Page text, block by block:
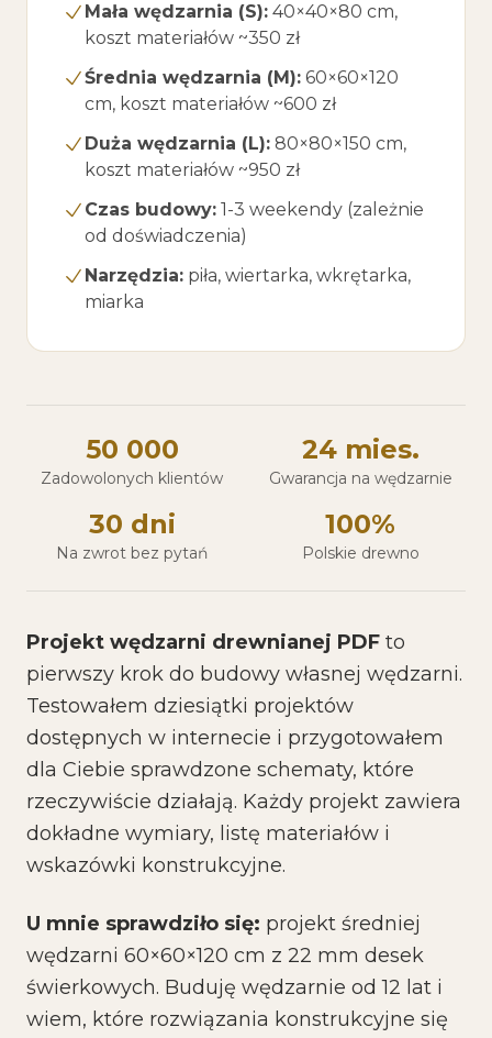
Mała wędzarnia (S): 40×40×80 cm,
koszt materiałów ~350 zł
Średnia wędzarnia (M): 60×60×120
cm, koszt materiałów ~600 zł
Duża wędzarnia (L): 80×80×150 cm,
koszt materiałów ~950 zł
Czas budowy: 1-3 weekendy (zależnie
od doświadczenia)
Narzędzia: piła, wiertarka, wkrętarka,
miarka
50 000
Zadowolonych klientów
24 mies.
Gwarancja na wędzarnie
30 dni
Na zwrot bez pytań
100%
Polskie drewno
Projekt wędzarni drewnianej PDF to
pierwszy krok do budowy własnej wędzarni.
Testowałem dziesiątki projektów
dostępnych w internecie i przygotowałem
dla Ciebie sprawdzone schematy, które
rzeczywiście działają. Każdy projekt zawiera
dokładne wymiary, listę materiałów i
wskazówki konstrukcyjne.
U mnie sprawdziło się: projekt średniej
wędzarni 60×60×120 cm z 22 mm desek
świerkowych. Buduję wędzarnie od 12 lat i
wiem, które rozwiązania konstrukcyjne się